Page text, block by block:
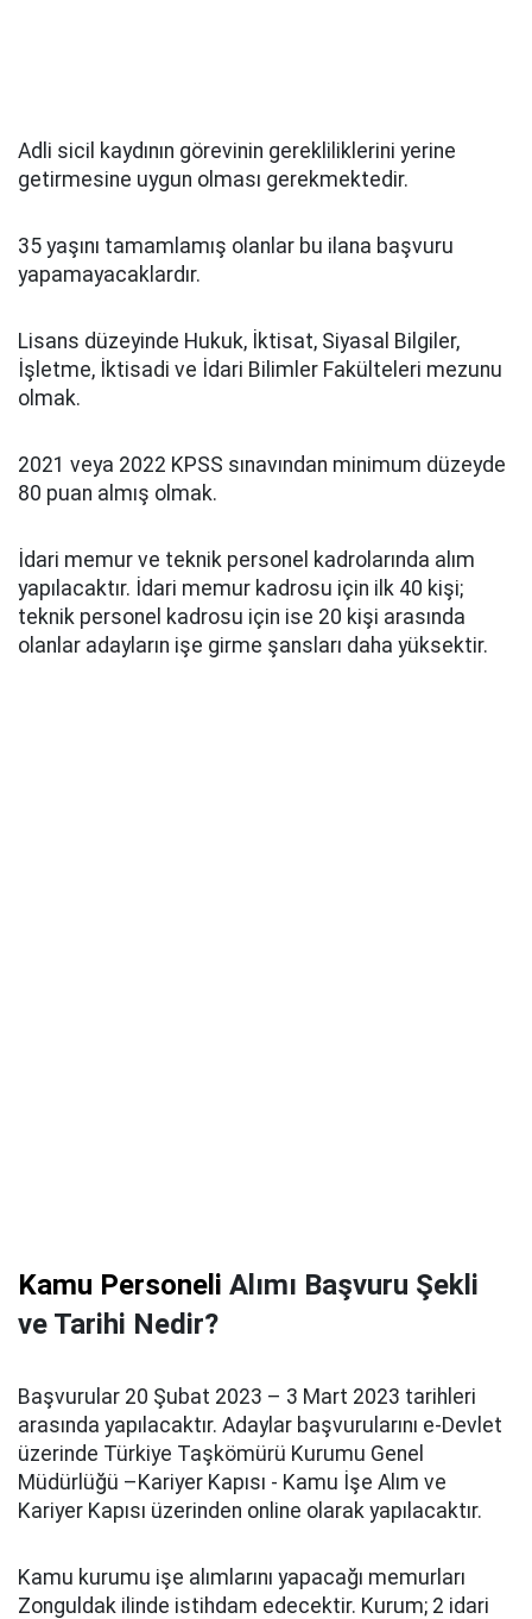
Adli sicil kaydının görevinin gerekliliklerini yerine
getirmesine uygun olması gerekmektedir.
35 yaşını tamamlamış olanlar bu ilana başvuru
yapamayacaklardır.
Lisans düzeyinde Hukuk, İktisat, Siyasal Bilgiler,
İşletme, İktisadi ve İdari Bilimler Fakülteleri mezunu
olmak.
2021 veya 2022 KPSS sınavından minimum düzeyde
80 puan almış olmak.
İdari memur ve teknik personel kadrolarında alım
yapılacaktır. İdari memur kadrosu için ilk 40 kişi;
teknik personel kadrosu için ise 20 kişi arasında
olanlar adayların işe girme şansları daha yüksektir.
Kamu Personeli Alımı Başvuru Şekli
ve Tarihi Nedir?
Başvurular 20 Şubat 2023 – 3 Mart 2023 tarihleri
arasında yapılacaktır. Adaylar başvurularını e-Devlet
üzerinde Türkiye Taşkömürü Kurumu Genel
Müdürlüğü –Kariyer Kapısı - Kamu İşe Alım ve
Kariyer Kapısı üzerinden online olarak yapılacaktır.
Kamu kurumu işe alımlarını yapacağı memurları
Zonguldak ilinde istihdam edecektir. Kurum; 2 idari